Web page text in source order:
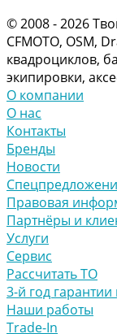
© 2008 - 2026
CFMOTO, OSM,
квадроциклов,
экипировки,
О компании
О нас
Контакты
Бренды
Новости
Правовая
Партнёры и
Услуги
Сервис
Рассчитать ТО
3-й год гарантии
Наши работы
Trade-In